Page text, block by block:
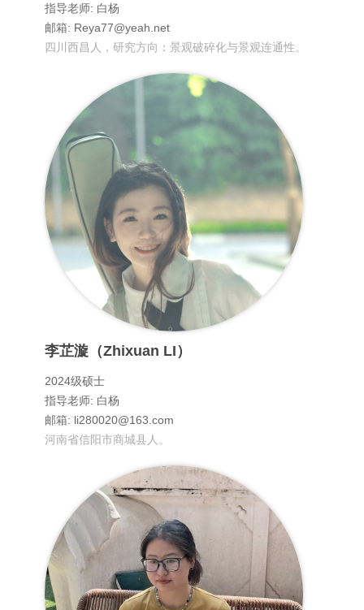
指导老师: 白杨
邮箱: Reya77@yeah.net
四川西昌人，研究方向：景观破碎化与景观连通性。
李芷漩（Zhixuan LI）
2024级硕士
指导老师: 白杨
邮箱: li280020@163.com
河南省信阳市商城县人。